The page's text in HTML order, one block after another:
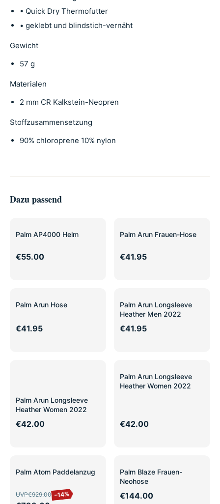
• Quick Dry Thermofutter
• geklebt und blindstich-vernäht
Gewicht
57 g
Materialen
2 mm CR Kalkstein-Neopren
Stoffzusam­mensetzung
90% chloroprene 10% nylon
Dazu passend
Palm AP4000 Helm
€55.00
Palm Arun Frauen-Hose
€41.95
Palm Arun Hose
€41.95
Palm Arun Longsleeve
Heather Men 2022
€41.95
Palm Arun Longsleeve
Heather Women 2022
€42.00
Palm Arun Longsleeve
Heather Women 2022
€42.00
SALE
Palm Atom Paddelanzug
UVP€929.00 –14%
Palm Blaze Frauen-
Neohose
€144.00